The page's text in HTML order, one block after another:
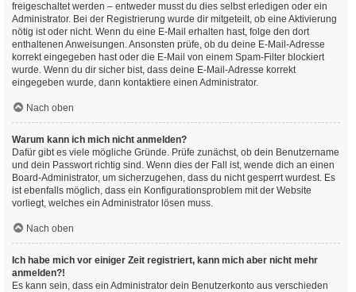
freigeschaltet werden – entweder musst du dies selbst erledigen oder ein
Administrator. Bei der Registrierung wurde dir mitgeteilt, ob eine Aktivierung
nötig ist oder nicht. Wenn du eine E-Mail erhalten hast, folge den dort
enthaltenen Anweisungen. Ansonsten prüfe, ob du deine E-Mail-Adresse
korrekt eingegeben hast oder die E-Mail von einem Spam-Filter blockiert
wurde. Wenn du dir sicher bist, dass deine E-Mail-Adresse korrekt
eingegeben wurde, dann kontaktiere einen Administrator.
Nach oben
Warum kann ich mich nicht anmelden?
Dafür gibt es viele mögliche Gründe. Prüfe zunächst, ob dein Benutzername
und dein Passwort richtig sind. Wenn dies der Fall ist, wende dich an einen
Board-Administrator, um sicherzugehen, dass du nicht gesperrt wurdest. Es
ist ebenfalls möglich, dass ein Konfigurationsproblem mit der Website
vorliegt, welches ein Administrator lösen muss.
Nach oben
Ich habe mich vor einiger Zeit registriert, kann mich aber nicht mehr
anmelden?!
Es kann sein, dass ein Administrator dein Benutzerkonto aus verschieden